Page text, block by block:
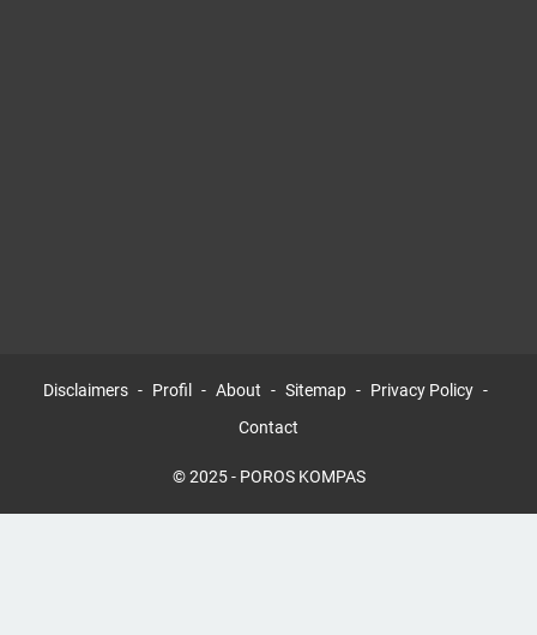
Disclaimers Profil About Sitemap
Privacy Policy
Contact
© 2025 - POROS KOMPAS